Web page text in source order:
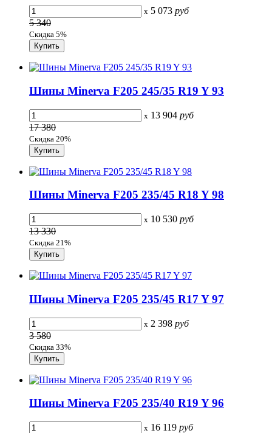
x 5 073 руб
5 340
Скидка 5%
Шины Minerva F205 245/35 R19 Y 93
x 13 904 руб
17 380
Скидка 20%
Шины Minerva F205 235/45 R18 Y 98
x 10 530 руб
13 330
Скидка 21%
Шины Minerva F205 235/45 R17 Y 97
x 2 398 руб
3 580
Скидка 33%
Шины Minerva F205 235/40 R19 Y 96
x 16 119 руб